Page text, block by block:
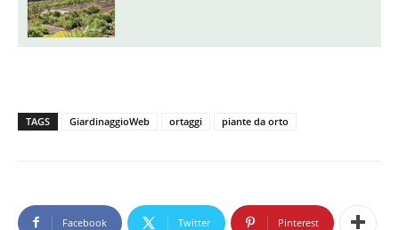
TAGS GiardinaggioWeb ortaggi piante da orto
Facebook Twitter Pinterest